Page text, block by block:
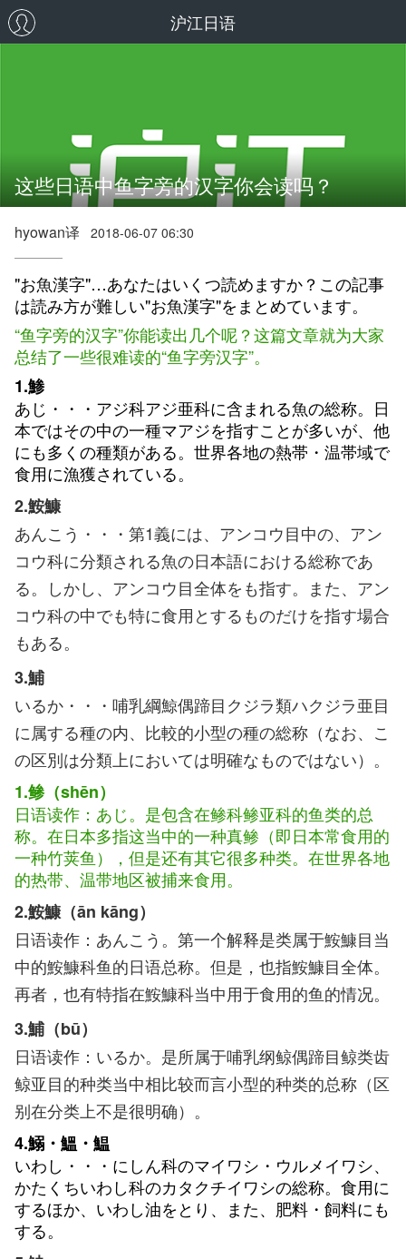
沪江日语
这些日语中鱼字旁的汉字你会读吗？
hyowan译 2018-06-07 06:30
"お魚漢字"…あなたはいくつ読めますか？この記事
は読み方が難しい"お魚漢字"をまとめています。
“鱼字旁的汉字”你能读出几个呢？这篇文章就为大家
总结了一些很难读的“鱼字旁汉字”。
1.鯵
あじ・・・アジ科アジ亜科に含まれる魚の総称。日
本ではその中の一種マアジを指すことが多いが、他
にも多くの種類がある。世界各地の熱帯・温帯域で
食用に漁獲されている。
2.鮟鱇
あんこう・・・第1義には、アンコウ目中の、アン
コウ科に分類される魚の日本語における総称であ
る。しかし、アンコウ目全体をも指す。また、アン
コウ科の中でも特に食用とするものだけを指す場合
もある。
3.鯆
いるか・・・哺乳綱鯨偶蹄目クジラ類ハクジラ亜目
に属する種の内、比較的小型の種の総称（なお、こ
の区別は分類上においては明確なものではない）。
1.鲹（shēn）
日语读作：あじ。是包含在鲹科鲹亚科的鱼类的总
称。在日本多指这当中的一种真鲹（即日本常食用的
一种竹荚鱼），但是还有其它很多种类。在世界各地
的热带、温带地区被捕来食用。
2.鮟鱇（ān kāng）
日语读作：あんこう。第一个解释是类属于鮟鱇目当
中的鮟鱇科鱼的日语总称。但是，也指鮟鱇目全体。
再者，也有特指在鮟鱇科当中用于食用的鱼的情况。
3.鯆（bū）
日语读作：いるか。是所属于哺乳纲鲸偶蹄目鲸类齿
鲸亚目的种类当中相比较而言小型的种类的总称（区
别在分类上不是很明确）。
4.鰯・鰮・鰛
いわし・・・にしん科のマイワシ・ウルメイワシ、
かたくちいわし科のカタクチイワシの総称。食用に
するほか、いわし油をとり、また、肥料・飼料にも
する。